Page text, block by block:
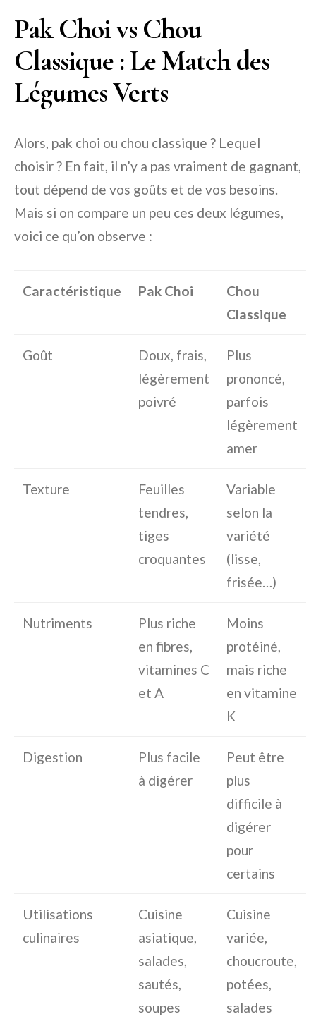
Pak Choi vs Chou
Classique : Le Match des
Légumes Verts
Alors, pak choi ou chou classique ? Lequel
choisir ? En fait, il n’y a pas vraiment de gagnant,
tout dépend de vos goûts et de vos besoins.
Mais si on compare un peu ces deux légumes,
voici ce qu’on observe :
Caractéristique Pak Choi
Chou
Classique
Goût
Doux, frais,
légèrement
poivré
Plus
prononcé,
parfois
légèrement
amer
Texture
Feuilles
tendres,
tiges
croquantes
Variable
selon la
variété
(lisse,
frisée…)
Nutriments
Plus riche
en fibres,
vitamines C
et A
Moins
protéiné,
mais riche
en vitamine
K
Digestion
Plus facile
à digérer
Peut être
plus
difficile à
digérer
pour
certains
Utilisations
culinaires
Cuisine
asiatique,
salades,
sautés,
soupes
Cuisine
variée,
choucroute,
potées,
salades